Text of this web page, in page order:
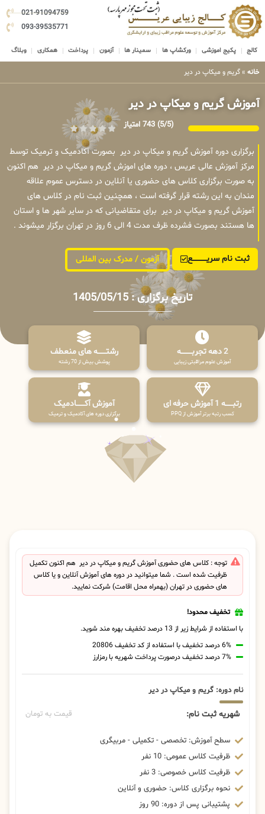
021-91094759
093-39535771
کالج پکیج اموزشی ورکشاپ ها سمینار ها آزمون پرداخت همکاری وبلاگ
خانه » گریم و میکاپ در دیر
آموزش گریم و میکاپ در دیر
(5/5) 743 امتیاز
برگزاری دوره آموزش گریم و میکاپ در دیر بصورت آکادمیک و ترمیک توسط
مرکز آموزش عالی عریس ، دوره های اموزش گریم و میکاپ در دیر هم اکنون
به صورت برگزاری کلاس های حضوری یا آنلاین در دسترس عموم علاقه
مندان به این رشته قرار گرفته است ، همچنین ثبت نام در کلاس های
آموزش گریم و میکاپ در دیر برای متقاضیانی که در سایر شهر ها و استان
ها هستند بصورت فشرده ظرف مدت 4 الی 6 روز در تهران برگزار میشوند .
ثبت نام سریــــــــــــع آزمون / مدرک بین المللی
تاریخ برگزاری : 1405/05/15
2 دهه تجربـــــــــه
آموزش علوم مراقبتی زیبایی
رشتـــــــه های منعطف
پوشش بیش از 70 رشته
رتبــــــه 1 آموزش حرفه ای
کسب رتبه برتر آموزش از PPQ
آموزش آکـــــــادمیک
برگزاری دوره های آکادمیک و ترمیک
توجه : کلاس های حضوری آموزش گریم و میکاپ در دیر هم اکنون تکمیل
ظرفیت شده است . شما میتوانید در دوره های آموزش آنلاین و یا کلاس
های حضوری در تهران (بهمراه محل اقامت) شرکت نمایید.
تخفیف محدود!
با استفاده از شرایط زیر از 13 درصد تخفیف بهره مند شوید.
6% درصد تخفیف با استفاده از کد تخفیف 20806
7% درصد تخفیف درصورت پرداخت شهریه با رمزارز
نام دوره: گریم و میکاپ در دیر
شهریه ثبت نام: قیمت به تومان
سطح آموزش: تخصصی - تکمیلی - مربیگری
ظرفیت کلاس عمومی: 10 نفر
ظرفیت کلاس خصوصی: 3 نفر
نحوه برگزاری کلاس: حضوری و آنلاین
پشتیبانی پس از دوره: 90 روز